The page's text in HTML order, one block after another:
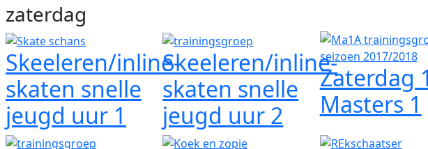
zaterdag
Skeeleren/inline-
skaten snelle
jeugd uur 1
Skeeleren/inline-
skaten snelle
jeugd uur 2
Zaterdag
Masters 1